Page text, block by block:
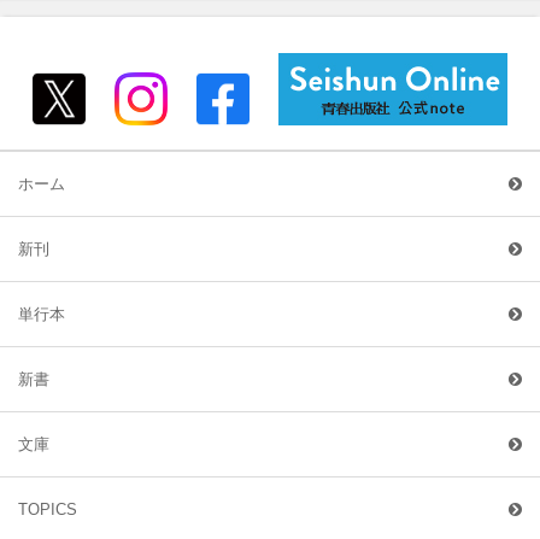
ホーム
新刊
単行本
新書
文庫
TOPICS